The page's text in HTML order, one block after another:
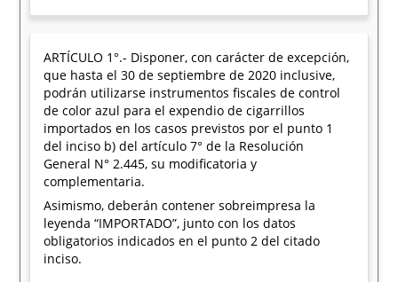
ARTÍCULO 1°.- Disponer, con carácter de excepción,
que hasta el 30 de septiembre de 2020 inclusive,
podrán utilizarse instrumentos fiscales de control
de color azul para el expendio de cigarrillos
importados en los casos previstos por el punto 1
del inciso b) del artículo 7° de la Resolución
General N° 2.445, su modificatoria y
complementaria.
Asimismo, deberán contener sobreimpresa la
leyenda “IMPORTADO”, junto con los datos
obligatorios indicados en el punto 2 del citado
inciso.